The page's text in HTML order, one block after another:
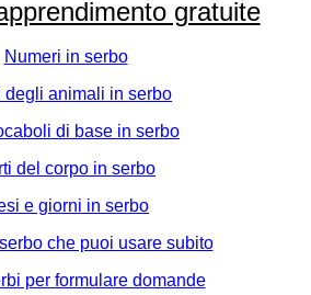
gratuite
Numeri in serbo
degli animali in serbo
di base in serbo
del corpo in serbo
e giorni in serbo
che puoi usare subito
per formulare domande